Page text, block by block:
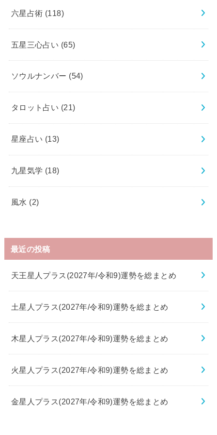
六星占術 (118)
五星三心占い (65)
ソウルナンバー (54)
タロット占い (21)
星座占い (13)
九星気学 (18)
風水 (2)
最近の投稿
天王星人プラス(2027年/令和9)運勢を総まとめ
土星人プラス(2027年/令和9)運勢を総まとめ
木星人プラス(2027年/令和9)運勢を総まとめ
火星人プラス(2027年/令和9)運勢を総まとめ
金星人プラス(2027年/令和9)運勢を総まとめ